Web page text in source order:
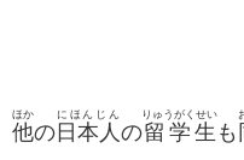
他
ほか
の 日本人
にほんじん
の留学生
りゅうがくせい
も